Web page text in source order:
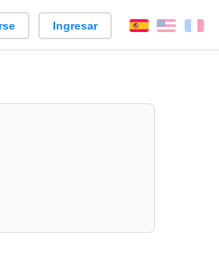
Ingresar EspañolEnglish